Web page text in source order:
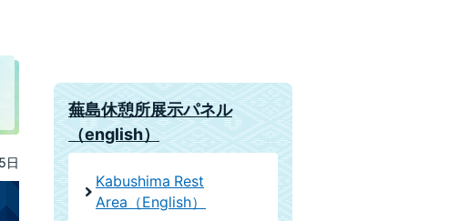
日
蕪島休憩所展示パネル
（english）
Kabushima Rest
Area（English）